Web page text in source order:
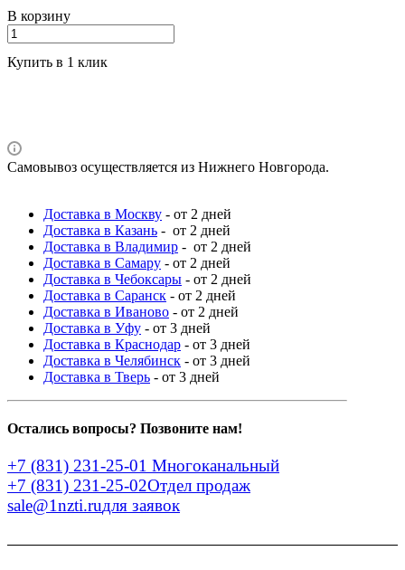
В корзину
Купить в 1 клик
Самовывоз осуществляется из Нижнего Новгорода.
Доставка в Москву - от 2 дней
Доставка в Казань - от 2 дней
Доставка в Владимир - от 2 дней
Доставка в Самару - от 2 дней
Доставка в Чебоксары - от 2 дней
Доставка в Саранск - от 2 дней
Доставка в Иваново - от 2 дней
Доставка в Уфу - от 3 дней
Доставка в Краснодар - от 3 дней
Доставка в Челябинск - от 3 дней
Доставка в Тверь - от 3 дней
Остались вопросы? Позвоните нам!
+7 (831) 231-25-01 Многоканальный
+7 (831) 231-25-02Отдел продаж
sale@1nzti.ruдля заявок